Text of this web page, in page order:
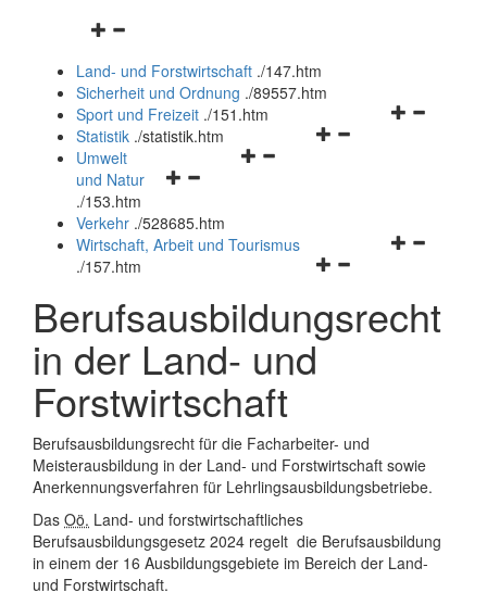
Navigationsmenü
und
schließen
Land- und Forstwirtschaft ./147.htm
Sicherheit und Ordnung ./89557.htm
Navigationsmenü
Sport und Freizeit ./151.htm
Navigationsmenü
Statistik ./statistik.htm
Navigationsmenü
und
schließen
Umwelt
und Natur
./153.htm
schließen
Verkehr ./528685.htm
Navigationsmenü
und
schließen
Wirtschaft, Arbeit und Tourismus
./157.htm
Berufsausbildungsrecht
in der Land- und
Forstwirtschaft
Berufsausbildungsrecht für die Facharbeiter- und
Meisterausbildung in der Land- und Forstwirtschaft sowie
Anerkennungsverfahren für Lehrlingsausbildungsbetriebe.
Das Oö. Land- und forstwirtschaftliches
Berufsausbildungsgesetz 2024 regelt die Berufsausbildung
in einem der 16 Ausbildungsgebiete im Bereich der Land-
und Forstwirtschaft.